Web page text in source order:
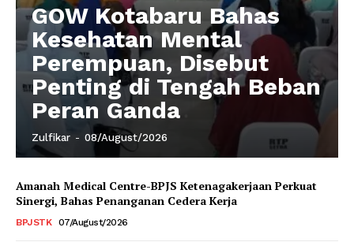
GOW Kotabaru Bahas
Kesehatan Mental
Perempuan, Disebut
Penting di Tengah Beban
Peran Ganda
Zulfikar - 08/August/2026
Amanah Medical Centre-BPJS Ketenagakerjaan Perkuat
Sinergi, Bahas Penanganan Cedera Kerja
BPJSTK 07/August/2026